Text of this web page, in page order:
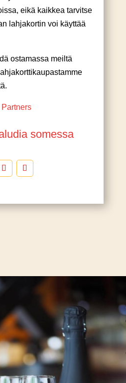
eikä kaikkea tarvitse
lahjakortin voi käyttää
ostamassa meiltä
somessa